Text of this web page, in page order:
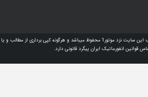
تمام حقوق مادی و معنوی مطالب و قالب این سایت نزد موتور1 محفوظ میباشد و هرگونه کپی برداری از مطالب و یا
ایران پیگرد قانونی دارد.